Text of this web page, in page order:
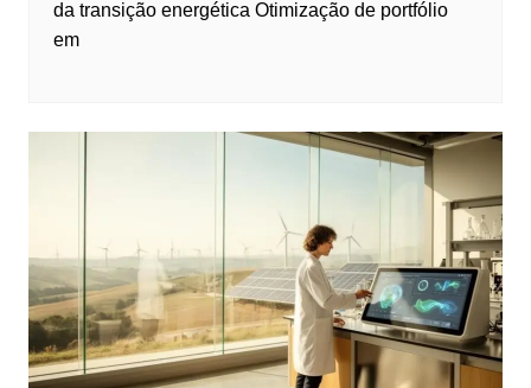
da transição energética Otimização de portfólio
em